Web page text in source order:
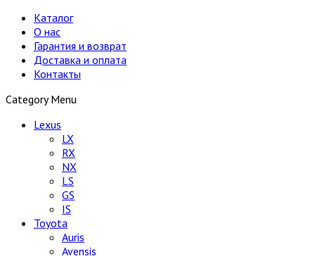
Каталог
О нас
Гарантия и возврат
Доставка и оплата
Контакты
Category Menu
Lexus
LX
RX
NX
LS
GS
IS
Toyota
Auris
Avensis